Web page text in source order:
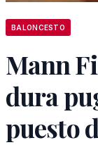
BALONCESTO
Mann
dura
puesto